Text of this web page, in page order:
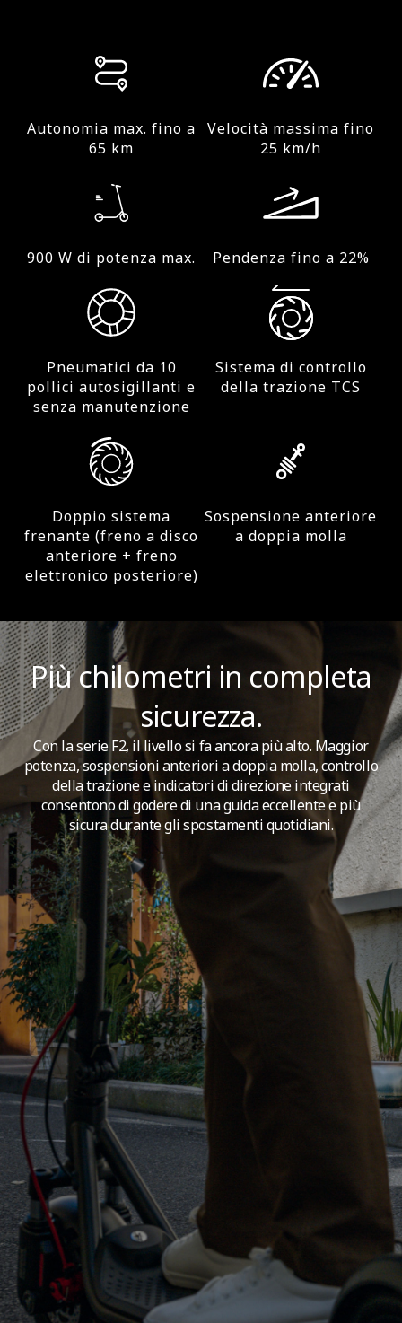
Autonomia max. fino a
65 km
Velocità massima fino
25 km/h
900 W di potenza max. Pendenza fino a 22%
Pneumatici da 10
pollici autosigillanti e
senza manutenzione
Sistema di controllo
della trazione TCS
Doppio sistema
frenante (freno a disco
anteriore + freno
elettronico posteriore)
Sospensione anteriore
a doppia molla
Più chilometri in completa
sicurezza.
Con la serie F2, il livello si fa ancora più alto. Maggior
potenza, sospensioni anteriori a doppia molla, controllo
della trazione e indicatori di direzione integrati
consentono di godere di una guida eccellente e più
sicura durante gli spostamenti quotidiani.